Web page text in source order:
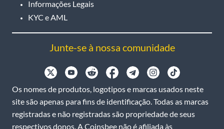
Informações Legais
KYC e AML
Junte-se à nossa comunidade
Os nomes de produtos, logotipos e marcas usados neste
site são apenas para fins de identificação. Todas as marcas
registradas e não registradas são propriedade de seus
respectivos donos. A Coinsbee não é afiliada às